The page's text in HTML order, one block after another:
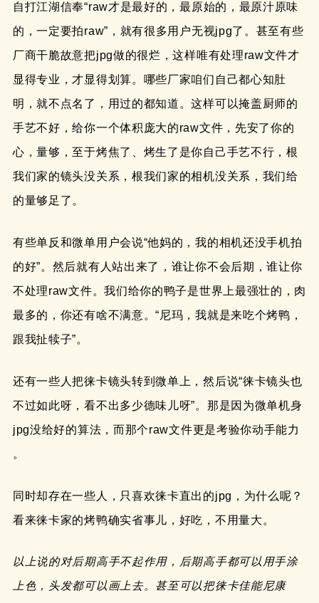
自打江湖信奉“raw才是最好的，最原始的，最原汁原味
的，一定要拍raw”，就有很多用户无视jpg了。甚至有些
厂商干脆故意把jpg做的很烂，这样唯有处理raw文件才
显得专业，才显得划算。哪些厂家咱们自己都心知肚
明，就不点名了，用过的都知道。这样可以掩盖厨师的
手艺不好，给你一个体积庞大的raw文件，先安了你的
心，量够，至于烤焦了、烤生了是你自己手艺不行，根
我们家的镜头没关系，根我们家的相机没关系，我们给
的量够足了。
有些单反和微单用户会说“他妈的，我的相机还没手机拍
的好”。然后就有人站出来了，谁让你不会后期，谁让你
不处理raw文件。我们给你的鸭子是世界上最强壮的，肉
最多的，你还有啥不满意。“尼玛，我就是来吃个烤鸭，
跟我扯犊子”。
还有一些人把徕卡镜头转到微单上，然后说“徕卡镜头也
不过如此呀，看不出多少德味儿呀”。那是因为微单机身
jpg没给好的算法，而那个raw文件更是考验你动手能力
。
同时却存在一些人，只喜欢徕卡直出的jpg，为什么呢？
看来徕卡家的烤鸭确实省事儿，好吃，不用量大。
以上说的对后期高手不起作用，后期高手都可以用手涂
上色，头发都可以画上去。甚至可以把徕卡佳能尼康